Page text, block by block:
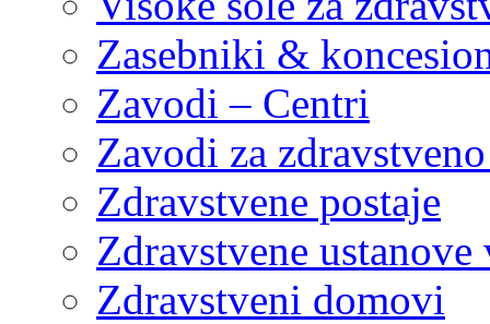
Zasebniki &
Zavodi – Centri
Zavodi za
Zdravstvene postaje
Zdravstvene
Zdravstveni domovi